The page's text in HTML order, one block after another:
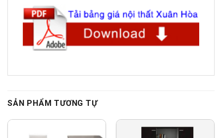
SẢN PHẨM TƯƠNG TỰ